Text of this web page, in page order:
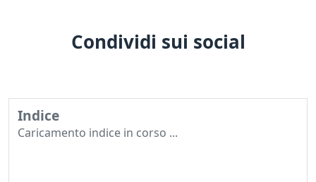
Condividi sui social
Indice
Caricamento indice in corso ...